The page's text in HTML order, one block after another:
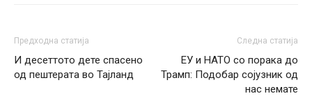
Предходна статија
И десеттото дете спасено
од пештерата во Тајланд
Следна статија
ЕУ и НАТО со порака до
Трамп: Подобар сојузник од
нас немате